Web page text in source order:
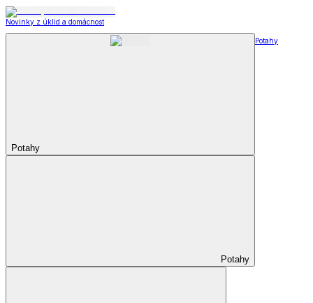
Novinky z úklid a domácnost
Potahy
Potahy
Potahy